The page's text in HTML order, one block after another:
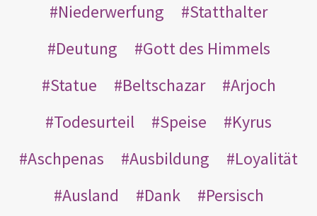
Niederwerfung
Statthalter
Deutung
Gott des Himmels
Statue
Beltschazar
Arjoch
Todesurteil
Speise
Kyrus
Aschpenas
Ausbildung
Loyalität
Ausland
Dank
Persisch